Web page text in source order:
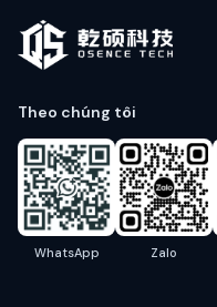
Theo chúng tôi
WhatsApp Zalo